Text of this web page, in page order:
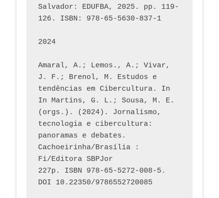
Salvador: EDUFBA, 2025. pp. 119-
126. ISBN: 978-65-5630-837-1
2024
Amaral, A.; Lemos., A.; Vivar,
J. F.; Brenol, M. Estudos e
tendências em Cibercultura. In
In Martins, G. L.; Sousa, M. E.
(orgs.). (2024). Jornalismo,
tecnologia e cibercultura:
panoramas e debates.
Cachoeirinha/Brasília :
Fi/Editora SBPJor
227p. ISBN 978-65-5272-008-5.
DOI 10.22350/9786552720085